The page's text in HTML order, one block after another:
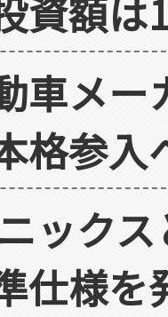
額は
車メ
格参入
ック
仕様を